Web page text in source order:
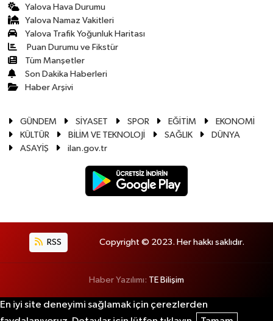
Yalova Hava Durumu
Yalova Namaz Vakitleri
Yalova Trafik Yoğunluk Haritası
Puan Durumu ve Fikstür
Tüm Manşetler
Son Dakika Haberleri
Haber Arşivi
GÜNDEM SİYASET SPOR EĞİTİM
EKONOMİ
KÜLTÜR
BİLİM VE TEKNOLOJİ SAĞLIK
DÜNYA
ASAYİŞ
ilan.gov.tr
RSS Copyright © 2023. Her hakkı saklıdır.
Haber Yazılımı: TE Bilişim
En iyi site deneyimi sağlamak için çerezlerden